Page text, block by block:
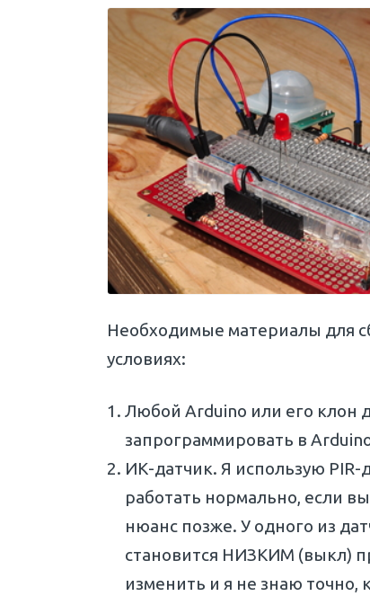
Необходимые материалы для
условиях:
Любой Arduino или его клон
запрограммировать в
ИК-датчик. Я использую
работать нормально, если
нюанс позже. У одного из
становится НИЗКИМ (выкл)
изменить и я не знаю точно,